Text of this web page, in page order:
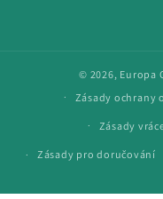
© 2026, Europa
Zásady ochrany
Zásady
Zásady pro doručování